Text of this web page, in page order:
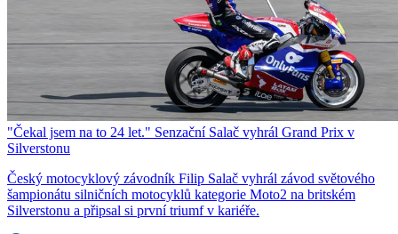
"Čekal jsem na to 24 let." Senzační Salač vyhrál Grand Prix v
Silverstonu
Český motocyklový závodník Filip Salač vyhrál závod světového
šampionátu silničních motocyklů kategorie Moto2 na britském
Silverstonu a připsal si první triumf v kariéře.